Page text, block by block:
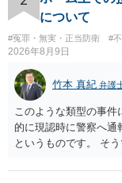
はないですね。
について
#冤罪・無実・正当防衛 #
2026年8月9日
竹本 真紀 弁護
このような類型の事
的に現認時に警察へ
というものです。 そ
（事件性）とともに，